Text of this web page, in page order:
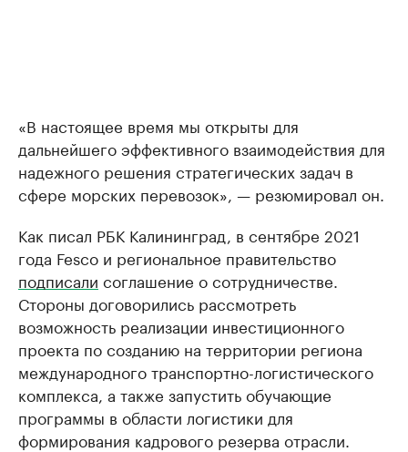
«В настоящее время мы открыты для
дальнейшего эффективного взаимодействия для
надежного решения стратегических задач в
сфере морских перевозок», — резюмировал он.
Как писал РБК Калининград, в сентябре 2021
года Fesco и региональное правительство
подписали соглашение о сотрудничестве.
Стороны договорились рассмотреть
возможность реализации инвестиционного
проекта по созданию на территории региона
международного транспортно-логистического
комплекса, а также запустить обучающие
программы в области логистики для
формирования кадрового резерва отрасли.